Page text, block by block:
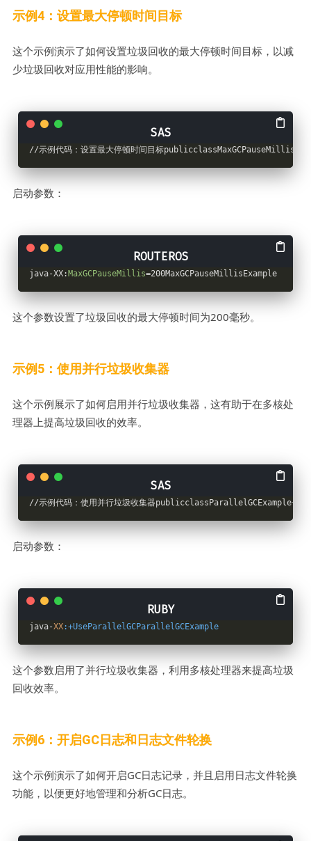
示例4：设置最大停顿时间目标
这个示例演示了如何设置垃圾回收的最大停顿时间目标，以减
少垃圾回收对应用性能的影响。
//示例代码：设置最大停顿时间目标
启动参数：
java-XX: MaxGCPauseMillis=200MaxGCPauseMillisExample
这个参数设置了垃圾回收的最大停顿时间为200毫秒。
示例5：使用并行垃圾收集器
这个示例展示了如何启用并行垃圾收集器，这有助于在多核处
理器上提高垃圾回收的效率。
//示例代码：使用并行垃圾收集器
启动参数：
java-XX:+UseParallelGCParallelGCExample
这个参数启用了并行垃圾收集器，利用多核处理器来提高垃圾
回收效率。
示例6：开启GC日志和日志文件轮换
这个示例演示了如何开启GC日志记录，并且启用日志文件轮换
功能，以便更好地管理和分析GC日志。